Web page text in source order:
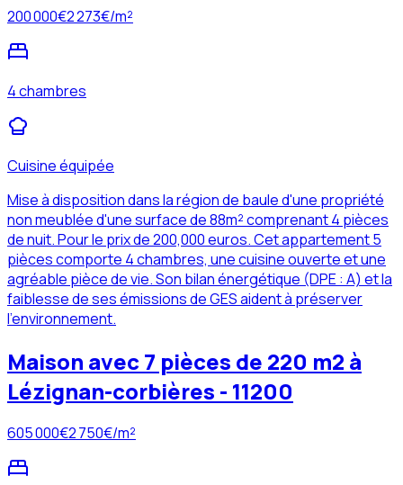
200 000€2 273€/m²
4 chambres
Cuisine équipée
Mise à disposition dans la région de baule d'une propriété
non meublée d'une surface de 88m² comprenant 4 pièces
de nuit. Pour le prix de 200,000 euros. Cet appartement 5
pièces comporte 4 chambres, une cuisine ouverte et une
agréable pièce de vie. Son bilan énergétique (DPE : A) et la
faiblesse de ses émissions de GES aident à préserver
l'environnement.
Maison avec 7 pièces de 220 m2 à
Lézignan-corbières - 11200
605 000€2 750€/m²